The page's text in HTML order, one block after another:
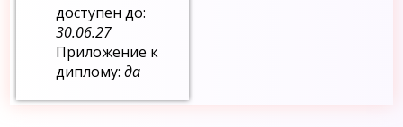
доступен до:
30.06.27
Приложение к
диплому:да